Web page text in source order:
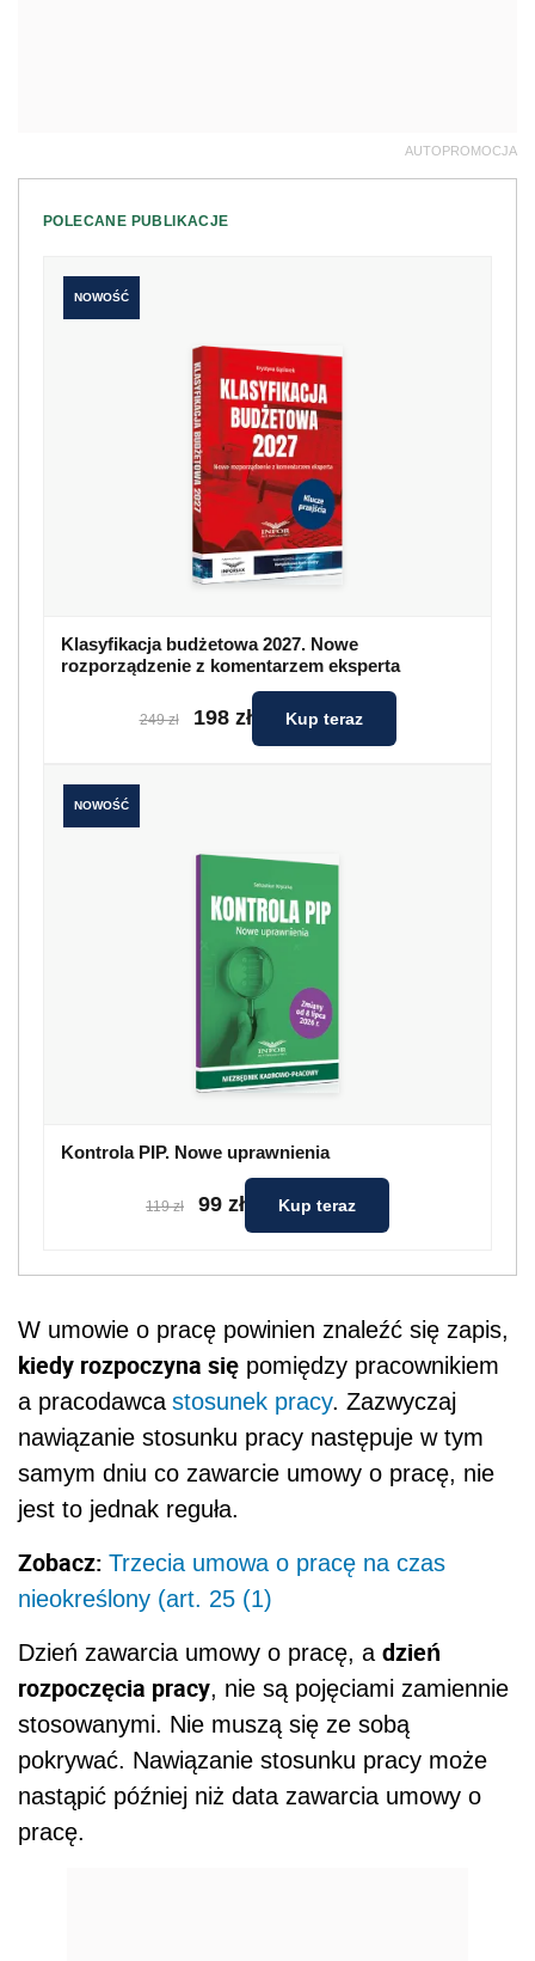
AUTOPROMOCJA
POLECANE PUBLIKACJE
NOWOŚĆ
Klasyfikacja budżetowa 2027. Nowe
rozporządzenie z komentarzem eksperta
249 zł 198 zł Kup teraz
NOWOŚĆ
Kontrola PIP. Nowe uprawnienia
119 zł 99 zł Kup teraz
W umowie o pracę powinien znaleźć się zapis,
kiedy rozpoczyna się pomiędzy pracownikiem
a pracodawca stosunek pracy. Zazwyczaj
nawiązanie stosunku pracy następuje w tym
samym dniu co zawarcie umowy o pracę, nie
jest to jednak reguła.
Zobacz: Trzecia umowa o pracę na czas
nieokreślony (art. 25 (1)
Dzień zawarcia umowy o pracę, a dzień
rozpoczęcia pracy, nie są pojęciami zamiennie
stosowanymi. Nie muszą się ze sobą
pokrywać. Nawiązanie stosunku pracy może
nastąpić później niż data zawarcia umowy o
pracę.